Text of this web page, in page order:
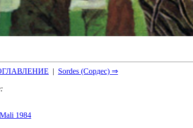
| Sordes (Сордес) ⇒
1984